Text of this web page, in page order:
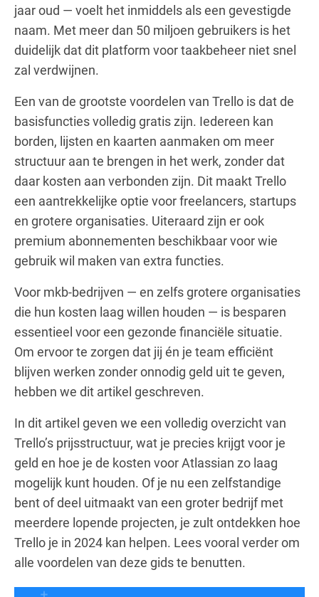
jaar oud — voelt het inmiddels als een gevestigde
naam. Met meer dan 50 miljoen gebruikers is het
duidelijk dat dit platform voor taakbeheer niet snel
zal verdwijnen.
Een van de grootste voordelen van Trello is dat de
basisfuncties volledig gratis zijn. Iedereen kan
borden, lijsten en kaarten aanmaken om meer
structuur aan te brengen in het werk, zonder dat
daar kosten aan verbonden zijn. Dit maakt Trello
een aantrekkelijke optie voor freelancers, startups
en grotere organisaties. Uiteraard zijn er ook
premium abonnementen beschikbaar voor wie
gebruik wil maken van extra functies.
Voor mkb-bedrijven — en zelfs grotere organisaties
die hun kosten laag willen houden — is besparen
essentieel voor een gezonde financiële situatie.
Om ervoor te zorgen dat jij én je team efficiënt
blijven werken zonder onnodig geld uit te geven,
hebben we dit artikel geschreven.
In dit artikel geven we een volledig overzicht van
Trello’s prijsstructuur, wat je precies krijgt voor je
geld en hoe je de kosten voor Atlassian zo laag
mogelijk kunt houden. Of je nu een zelfstandige
bent of deel uitmaakt van een groter bedrijf met
meerdere lopende projecten, je zult ontdekken hoe
Trello je in 2024 kan helpen. Lees vooral verder om
alle voordelen van deze gids te benutten.